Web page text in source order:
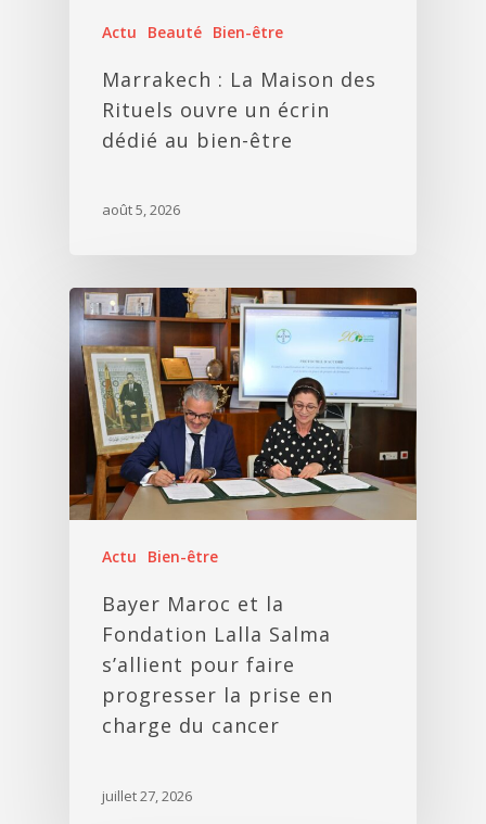
Actu Beauté Bien-être
Marrakech : La Maison des
Rituels ouvre un écrin
dédié au bien-être
août 5, 2026
Actu Bien-être
Bayer Maroc et la
Fondation Lalla Salma
s’allient pour faire
progresser la prise en
charge du cancer
juillet 27, 2026